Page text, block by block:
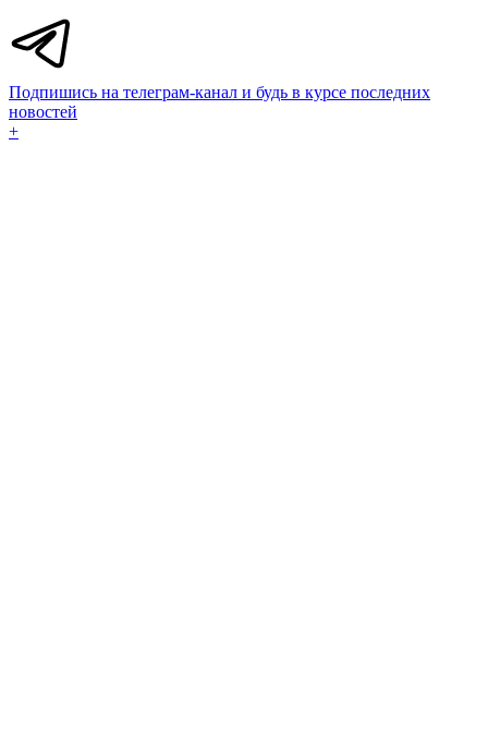
Подпишись на телеграм-канал и будь в курсе последних
новостей
+